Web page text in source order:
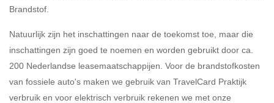
69.399,- )
Eigen bijdrage
Brandstof.
Natuurlijk zijn het inschattingen naar de toekomst toe, maar die
inschattingen zijn goed te noemen en worden gebruikt door ca.
200 Nederlandse leasemaatschappijen. Voor de brandstofkosten
van fossiele auto's maken we gebruik van TravelCard Praktijk
verbruik en voor elektrisch verbruik rekenen we met onze